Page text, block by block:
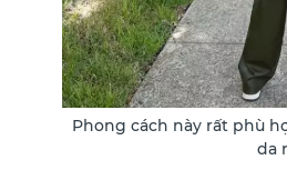
Phong cách này rất phù
da